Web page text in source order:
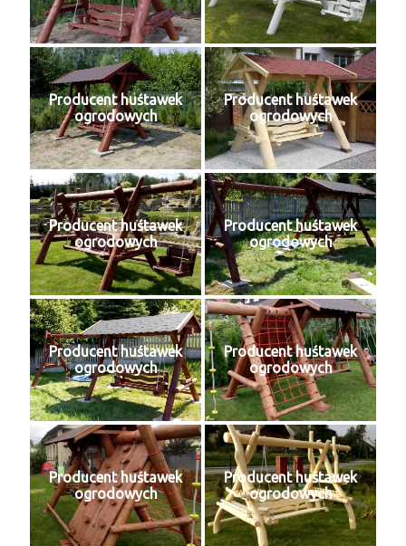
Producent huśtawek
ogrodowych
Producent huśtawek
ogrodowych
Producent huśtawek
ogrodowych
Producent huśtawek
ogrodowych
Producent huśtawek
ogrodowych
Producent huśtawek
ogrodowych
Producent huśtawek
ogrodowych
Producent huśtawek
ogrodowych